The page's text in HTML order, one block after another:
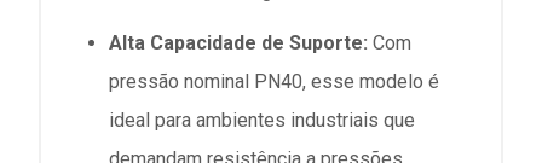
Alta Capacidade de Suporte: Com
pressão nominal PN40, esse modelo é
ideal para ambientes industriais que